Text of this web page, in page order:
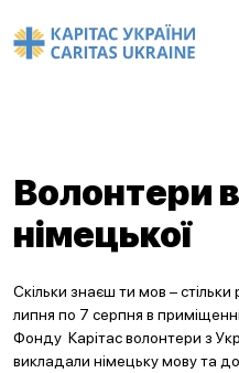
Волонтери
німецької
Скільки знаєш ти мов –
липня по 7 серпня в
Фонду Карітас волонтери з
викладали німецьку мову та